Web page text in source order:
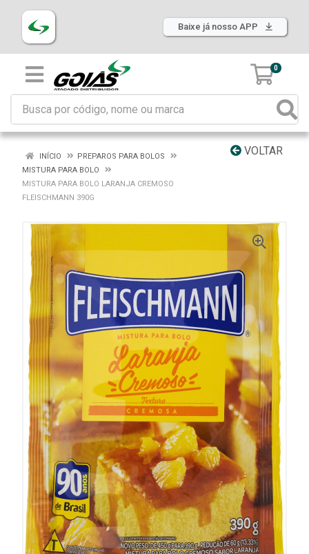
Baixe já nosso APP
0
VOLTAR
INÍCIO
PREPAROS PARA BOLOS
MISTURA PARA BOLO
MISTURA PARA BOLO LARANJA CREMOSO
FLEISCHMANN 390G